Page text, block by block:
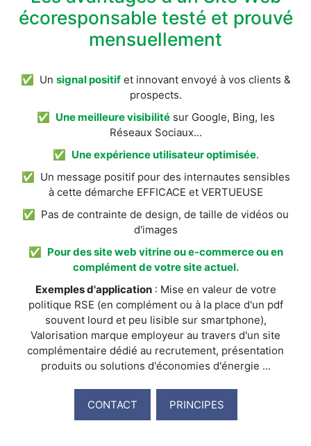
écoresponsable testé et prouvé
mensuellement
✅ Un signal positifet innovant envoyé à vos clients &
prospects.
✅ Une meilleure visibilitésur Google, Bing, les
Réseaux Sociaux...
✅ Une expérience utilisateur optimisée.
✅ Un message positif pour des internautes sensibles
à cette démarche EFFICACE et VERTUEUSE
✅ Pas de contrainte de design, de taille de vidéos ou
d'images
✅ Pour des site web vitrine ou e-commerce ou en
complément de votre site actuel.
Exemples d'application: Mise en valeur de votre
politique RSE (en complément ou à la place d'un pdf
souvent lourd et peu lisible sur smartphone),
Valorisation marque employeur au travers d'un site
complémentaire dédié au recrutement, présentation
produits ou solutions d'économies d'énergie ...
CONTACT PRINCIPES